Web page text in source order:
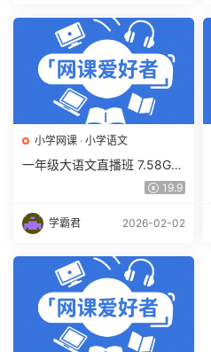
小学网课 · 小学语文
一年级大语文直播班 7.58G课
程百度网盘下载 檀梦茜教学19.9
学霸君 2026-02-02